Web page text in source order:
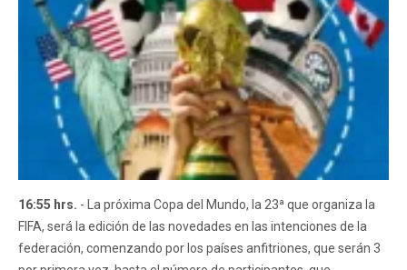
16:55 hrs. - La próxima Copa del Mundo, la 23ª que organiza la
FIFA, será la edición de las novedades en las intenciones de la
federación, comenzando por los países anfitriones, que serán 3